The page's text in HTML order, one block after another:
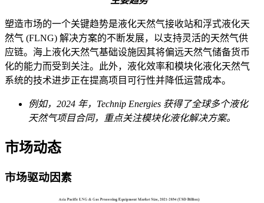
塑造市场的一个关键趋势是液化天然气接收站和浮式液化天
然气 (FLNG) 解决方案的不断发展，以支持灵活的天然气供
应链。海上液化天然气基础设施因其将偏远天然气储备货币
化的能力而受到关注。此外，液化效率和模块化液化天然气
系统的技术进步正在提高项目可行性并降低运营成本。
例如，2024 年，Technip Energies 获得了全球多个液化
天然气项目合同，重点关注模块化液化解决方案。
市场动态
市场驱动因素